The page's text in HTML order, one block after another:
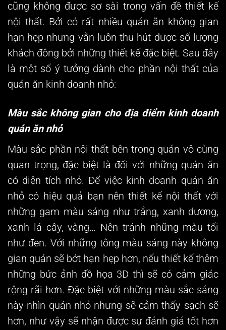
cũng không được sơ sài trong vấn đề thiết kế
nội thất. Bởi có rất nhiều quán ăn không gian
hạn hẹp nhưng vẫn luôn thu hút được số lượng
khách đông bởi những thiết kế đặc biệt. Sau đây
là một số ý tưởng dành cho phần nội thất của
quán ăn kinh doanh nhỏ:
Màu sắc không gian cho địa điểm kinh doanh
quán ăn nhỏ
Màu sắc phần nội thất bên trong quán vô cùng
quan trọng, đặc biệt là đối với những quán ăn
có diện tích nhỏ. Để việc kinh doanh quán ăn
nhỏ có hiệu quả bạn nên thiết kế nội thất với
những gam màu sáng như trắng, xanh dương,
xanh lá cây, vàng… Nên tránh những màu tối
như đen. Với những tông màu sáng này không
gian quán sẽ bớt hạn hẹp hơn, nếu thiết kế thêm
những bức ảnh đồ họa 3D thì sẽ có cảm giác
rộng rãi hơn. Đặc biệt với những màu sắc sáng
này nhìn quán nhỏ nhưng sẽ cảm thấy sạch sẽ
hơn, như vậy sẽ nhận được sự đánh giá tốt hơn